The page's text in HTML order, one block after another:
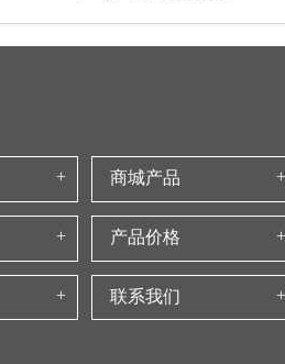
商城产品
产品价格
联系我们